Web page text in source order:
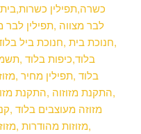
כשרה,תפילין כשרות,בית
לבר מצווה ,תפילין לבר
,חנוכת בית ,חנוכת ביל
בלוד,כיפות בלוד
בלוד ,תפילין מחיר
,התקנת מזוזוה ,התקנת
מזוזה מעוצבים בלוד
,מזוזות מהודרות